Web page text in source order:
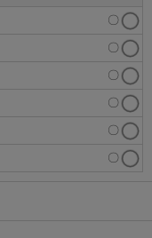
〇
〇
〇
〇
〇
〇